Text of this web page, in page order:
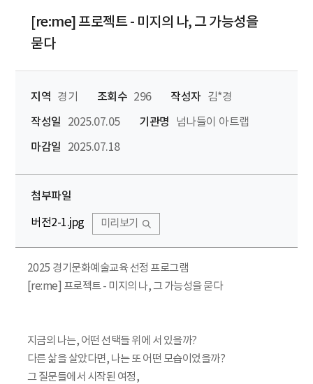
[re:me] 프로젝트 - 미지의 나, 그 가능성을
묻다
지역 경기 조회수 296 작성자 김*경
작성일
2025.07.05 기관명
넘나들이 아트랩
마감일
2025.07.18
첨부파일
버전2-1.jpg 미리보기
2025 경기문화예술교육 선정 프로그램
[re:me] 프로젝트 - 미지의 나, 그 가능성을 묻다
지금의 나는, 어떤 선택들 위에 서 있을까?
다른 삶을 살았다면, 나는 또 어떤 모습이었을까?
그 질문들에서 시작된 여정,